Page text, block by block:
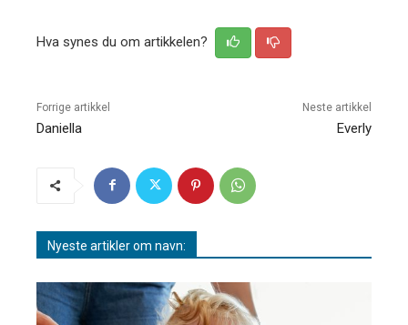
Hva synes du om artikkelen?
Forrige artikkel
Daniella
Neste artikkel
Everly
Nyeste artikler om navn: